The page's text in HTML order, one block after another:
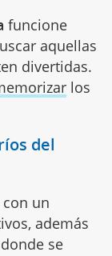
funcione
aquellas
divertidas.
los
del
un
además
se